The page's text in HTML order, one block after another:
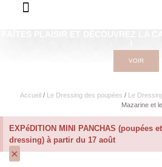
VOIR
Accueil / Le Dressing des poupées / Le
Mazarine et
EXPéDITION MINI PANCHAS (poupées
dressing) à partir du 17 août
×